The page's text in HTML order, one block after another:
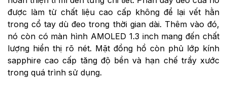
được làm từ chất liệu cao cấp không để lại vết hằn
trong cổ tay dù đeo trong thời gian dài. Thêm vào đó,
nó còn có màn hình AMOLED 1.3 inch mang đến chất
lượng hiển thị rõ nét. Mặt đồng hồ còn phủ lớp kính
sapphire cao cấp tăng độ bền và hạn chế trầy xước
trong quá trình sử dụng.